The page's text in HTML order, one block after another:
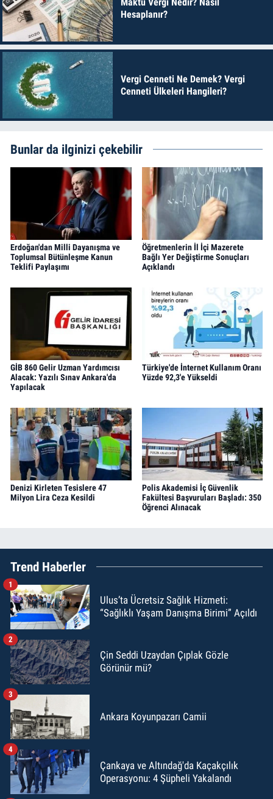
Hesaplanır?
Vergi Cenneti Ne Demek? Vergi
Cenneti Ülkeleri Hangileri?
Bunlar da ilginizi çekebilir
Erdoğan'dan Milli Dayanışma ve
Toplumsal Bütünleşme Kanun
Teklifi Paylaşımı
Öğretmenlerin İl İçi Mazerete
Bağlı Yer Değiştirme Sonuçları
Açıklandı
GİB 860 Gelir Uzman Yardımcısı
Alacak: Yazılı Sınav Ankara'da
Yapılacak
Türkiye'de İnternet Kullanım Oranı
Yüzde 92,3'e Yükseldi
Denizi Kirleten Tesislere 47
Milyon Lira Ceza Kesildi
Polis Akademisi İç Güvenlik
Fakültesi Başvuruları Başladı: 350
Öğrenci Alınacak
Trend Haberler
Ulus’ta Ücretsiz Sağlık Hizmeti:
“Sağlıklı Yaşam Danışma Birimi” Açıldı
1
Çin Seddi Uzaydan Çıplak Gözle
Görünür mü?
2
Ankara Koyunpazarı Camii
3
Çankaya ve Altındağ'da Kaçakçılık
Operasyonu: 4 Şüpheli Yakalandı
4